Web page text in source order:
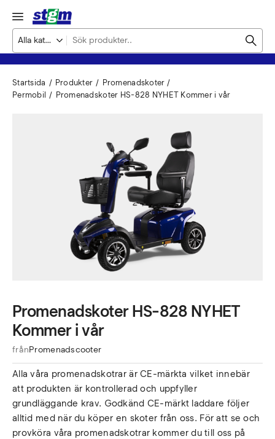
Startsida Produkter
Promenadskoter /
Permobil
Promenadskoter HS-828 NYHET Kommer i vår
Promenadskoter HS-828 NYHET
Kommer i vår
frånPromenadscooter
Alla våra promenadskotrar är CE-märkta vilket innebär
att produkten är kontrollerad och uppfyller
grundläggande krav. Godkänd CE-märkt laddare följer
alltid med när du köper en skoter från oss. För att se och
provköra våra promenadskotrar kommer du till oss på